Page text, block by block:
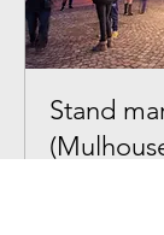
Stand